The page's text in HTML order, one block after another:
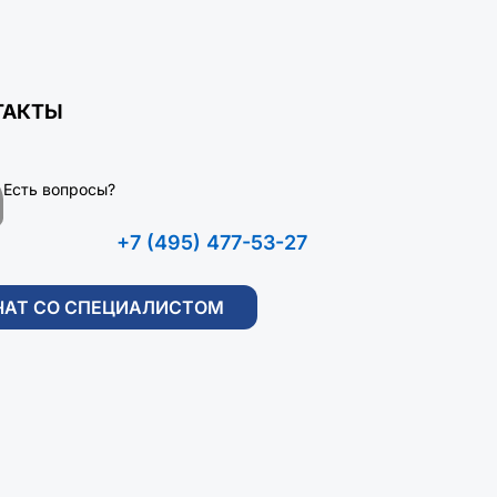
Есть вопросы?
+7 (495) 477-53-27
СО СПЕЦИАЛИСТОМ